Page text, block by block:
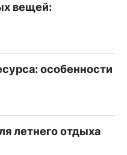
вещей:
особенности
летнего отдыха